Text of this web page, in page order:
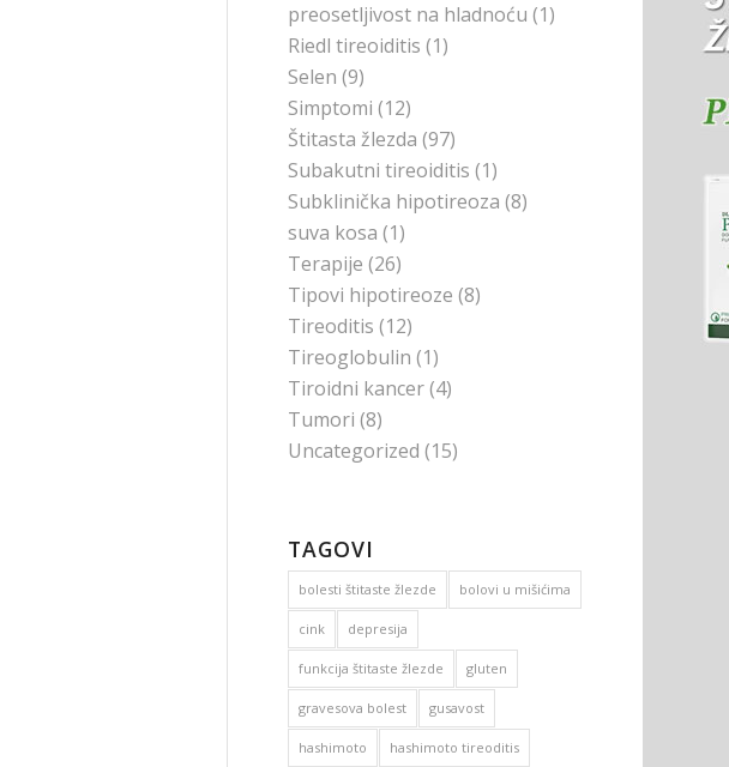
preosetljivost na hladnoću (1)
Riedl tireoiditis (1)
Selen (9)
Simptomi (12)
Štitasta žlezda (97)
Subakutni tireoiditis (1)
Subklinička hipotireoza (8)
suva kosa (1)
Terapije (26)
Tipovi hipotireoze (8)
Tireoditis (12)
Tireoglobulin (1)
Tiroidni kancer(4)
Tumori (8)
Uncategorized (15)
TAGOVI
bolesti štitaste žlezde bolovi u mišićima
cink depresija
funkcija štitaste žlezde gluten
gravesova bolest gusavost
hashimoto hashimoto tireoditis